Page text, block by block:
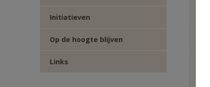
Initiatieven
Op de hoogte blijven
Links